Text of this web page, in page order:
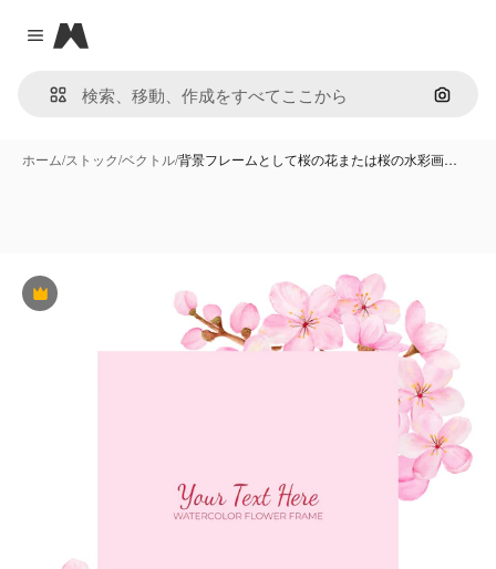
Close menu
Magnific
画像で
ホーム/ストック/ベクトル/背景フレームとして桜の花または桜の水彩画…
Premium